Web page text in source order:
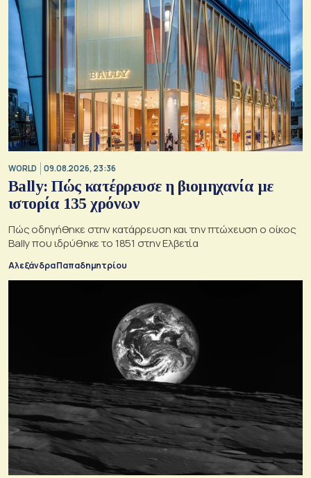
WORLD 09.08.2026, 23:36
Bally: Πώς κατέρρευσε η βιομηχανία με
ιστορία 135 χρόνων
Πώς οδηγήθηκε στην κατάρρευση και την πτώχευση ο οίκος
Bally που ιδρύθηκε το 1851 στην Ελβετία
Αλεξάνδρα Παπαδημητρίου